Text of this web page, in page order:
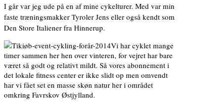
I går var jeg ude på en af mine cykelturer. Med var min
faste træningsmakker Tyroler Jens eller også kendt som
Den Store Italiener fra Hinnerup.
Vi har cyklet mange
timer sammen her hen over vinteren, for vejret har bare
været så godt og relativt mildt. Så vores abonnement i
det lokale fitness center er ikke slidt op men omvendt
har vi fået set en masse skøn natur her i området
omkring Favrskov Østjylland.